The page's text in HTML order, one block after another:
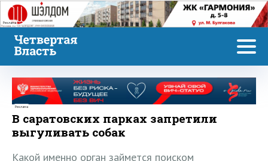
Реклама
Реклама
В саратовских парках запретили
выгуливать собак
Какой именно орган займется поиском